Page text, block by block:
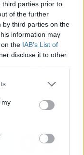
third parties prior to
of the further
by third parties on the
information may
the IAB’s List of
disclose it to other
my
y
junto con la
y envasado.
ofrece cosmética vegana